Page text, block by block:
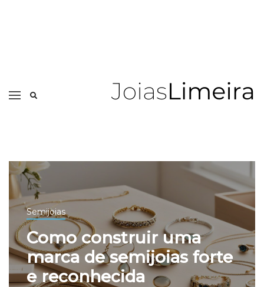
Semijoias
Como construir uma
marca de semijoias forte
e reconhecida